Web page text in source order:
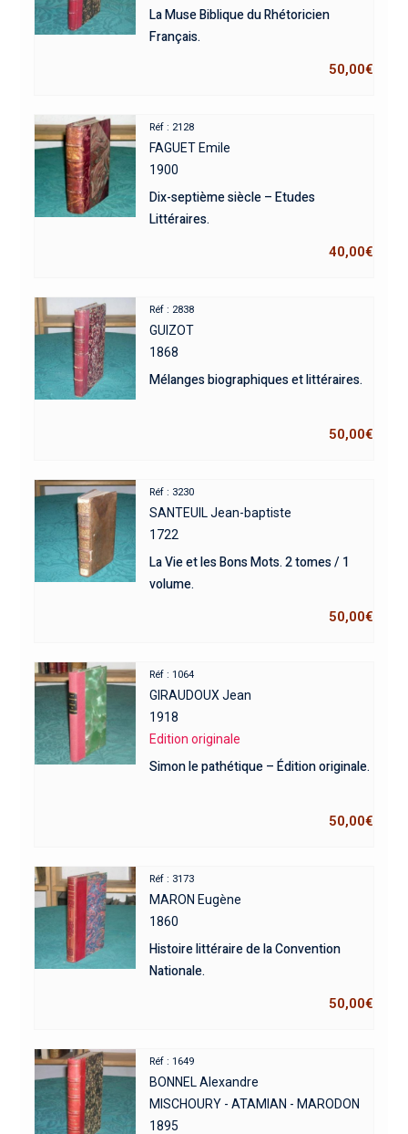
La Muse Biblique du Rhétoricien
Français.
50,00€
Réf : 2128
FAGUET Emile
1900
Dix-septième siècle – Etudes
Littéraires.
40,00€
Réf : 2838
GUIZOT
1868
Mélanges biographiques et littéraires.
50,00€
Réf : 3230
SANTEUIL Jean-baptiste
1722
La Vie et les Bons Mots. 2 tomes / 1
volume.
50,00€
Réf : 1064
GIRAUDOUX Jean
1918
Edition originale
Simon le pathétique – Édition originale.
50,00€
Réf : 3173
MARON Eugène
1860
Histoire littéraire de la Convention
Nationale.
50,00€
Réf : 1649
BONNEL Alexandre
MISCHOURY - ATAMIAN - MARODON
1895